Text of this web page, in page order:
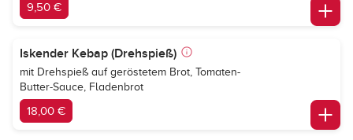
9,50 €
Iskender Kebap (Drehspieß)
mit Drehspieß auf geröstetem Brot, Tomaten-
Butter-Sauce, Fladenbrot
18,00 €